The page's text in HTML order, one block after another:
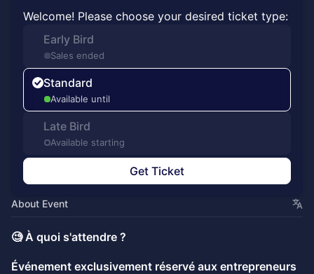
Welcome! Please choose your desired ticket type:
Early Bird
Sales ended
Standard
Available until
Late Bird
Available starting
Get Ticket
About Event
🧐 À quoi s'attendre ?
Événement exclusivement réservé aux entrepreneurs